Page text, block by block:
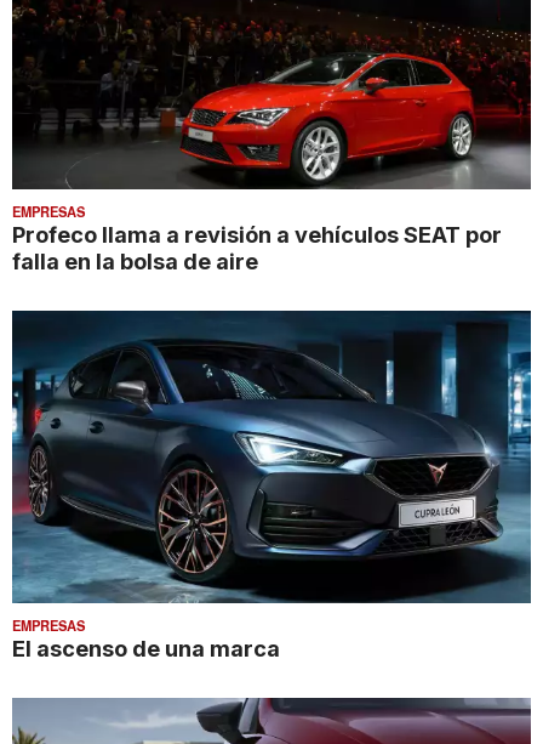
EMPRESAS
Profeco llama a revisión a vehículos SEAT por
falla en la bolsa de aire
EMPRESAS
El ascenso de una marca